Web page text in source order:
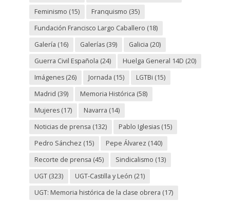
Feminismo (15) Franquismo (35)
Fundación Francisco Largo Caballero (18)
Galería (16) Galerías(39) Galicia (20)
Guerra Civil Española (24) Huelga General 14D (20)
Imágenes(26) Jornada (15) LGTBi (15)
Madrid (39) Memoria Histórica (58)
Mujeres(17) Navarra (14)
Noticias de prensa (132) Pablo Iglesias(15)
Pedro Sánchez (15) Pepe Álvarez (140)
Recorte de prensa (45) Sindicalismo (13)
UGT(323) UGT-Castilla y León (21)
UGT: Memoria histórica de la clase obrera (17)